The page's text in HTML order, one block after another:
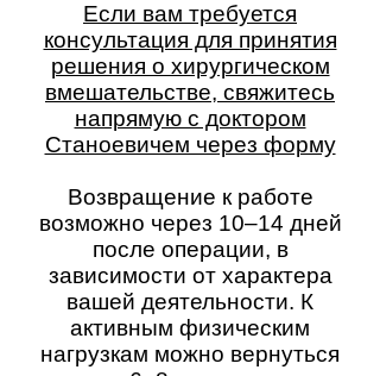
Если вам требуется
консультация для принятия
решения о хирургическом
вмешательстве, свяжитесь
напрямую с доктором
Станоевичем через форму
Возвращение к работе
возможно через 10–14 дней
после операции, в
зависимости от характера
вашей деятельности. К
активным физическим
нагрузкам можно вернуться